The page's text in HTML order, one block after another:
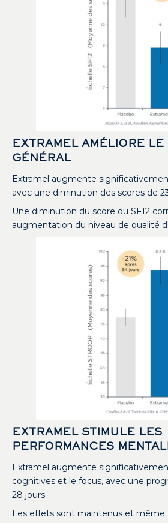
EXTRAMEL AMÉLIORE
GÉNÉRAL
Extramel augmente
avec une diminution des scores de
Une diminution du score du SF12
augmentation du niveau de qualité
EXTRAMEL STIMULE LES
PERFORMANCES
Extramel augmente
cognitives et le focus, avec une
28 jours.
Les effets sont maintenus et même